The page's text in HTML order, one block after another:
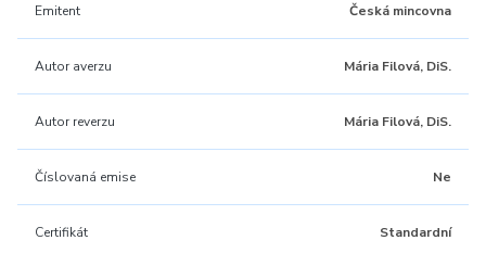
Emitent Česká mincovna
Autor averzu Mária Filová, DiS.
Autor reverzu Mária Filová, DiS.
Číslovaná emise Ne
Certifikát Standardní